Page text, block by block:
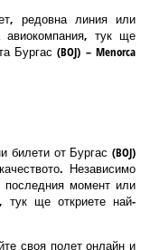
редовна линия или
тук ще
Бургас (BOJ) – Menorca
билети от Бургас (BOJ)
Независимо
момент или
тук ще откриете най-
своя полет онлайн и